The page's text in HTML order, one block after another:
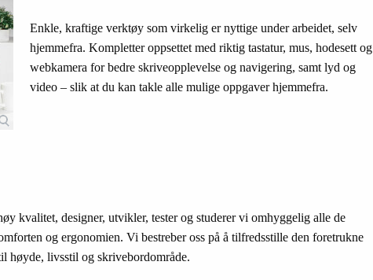
Enkle, kraftige verktøy som virkelig er nyttige under arbeidet, selv
hjemmefra. Kompletter oppsettet med riktig tastatur, mus, hodesett og
webkamera for bedre skriveopplevelse og navigering, samt lyd og
video – slik at du kan takle alle mulige oppgaver hjemmefra.
kvalitet, designer, utvikler, tester og studerer vi omhyggelig alle de
og ergonomien. Vi bestreber oss på å tilfredsstille den foretrukne
høyde, livsstil og skrivebordområde.